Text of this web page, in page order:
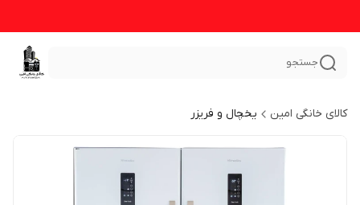
جستجو
کالای خانگی امین یخچال و فریزر